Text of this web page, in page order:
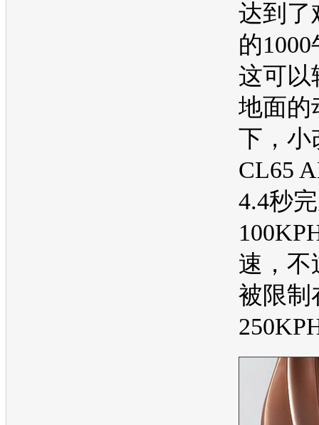
达到了
的
这可以
地面的
下，小
CL65
4.4秒
速，不
被限制